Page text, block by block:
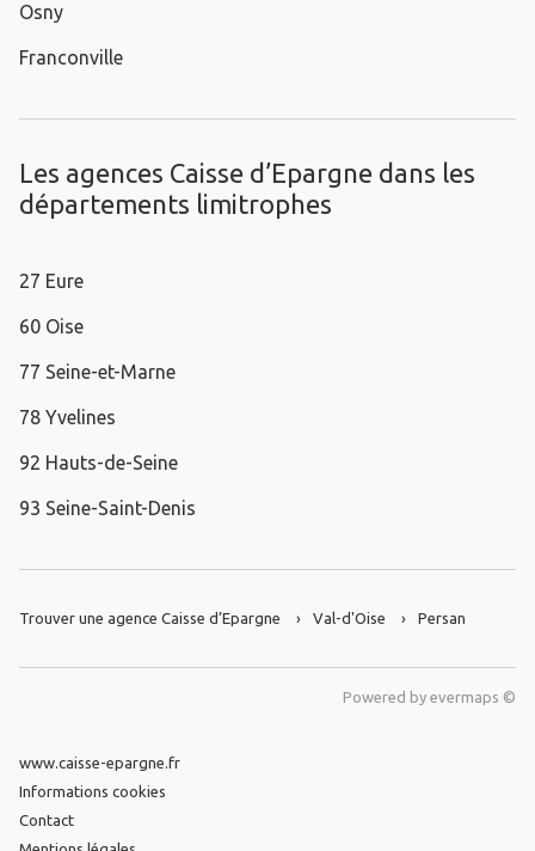
Osny
Franconville
Les agences Caisse d’Epargne dans les
départements limitrophes
27 Eure
60 Oise
77 Seine-et-Marne
78 Yvelines
92 Hauts-de-Seine
93 Seine-Saint-Denis
Trouver une agence Caisse d’Epargne Val-d'Oise Persan
Powered by evermaps ©
www.caisse-epargne.fr
Informations cookies
Contact